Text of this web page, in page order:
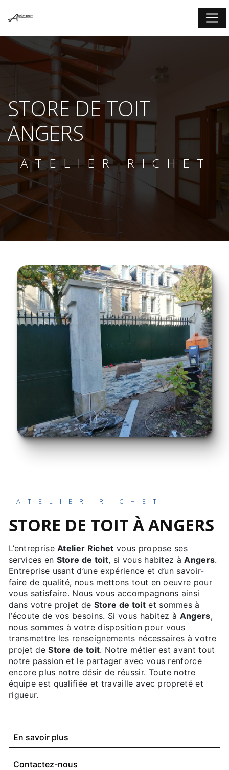
STORE DE TOIT
ANGERS
ATELIER RICHET
ATELIER RICHET
STORE DE TOIT À ANGERS
L’entrepriseAtelier Richet vous propose ses
services en Store de toit, si vous habitez àAngers.
Entreprise usant d’une expérience et d’un savoir-
faire de qualité, nous mettons tout en oeuvre pour
vous satisfaire. Nous vous accompagnons ainsi
dans votre projet de Store de toitet sommes à
l’écoute de vos besoins. Si vous habitez à Angers,
nous sommes à votre disposition pour vous
transmettre les renseignements nécessaires à votre
projet deStore de toit. Notre métier est avant tout
notre passion et le partager avec vous renforce
encore plus notre désir de réussir. Toute notre
équipe est qualifiée et travaille avec propreté et
rigueur.
En savoir plus
Contactez-nous